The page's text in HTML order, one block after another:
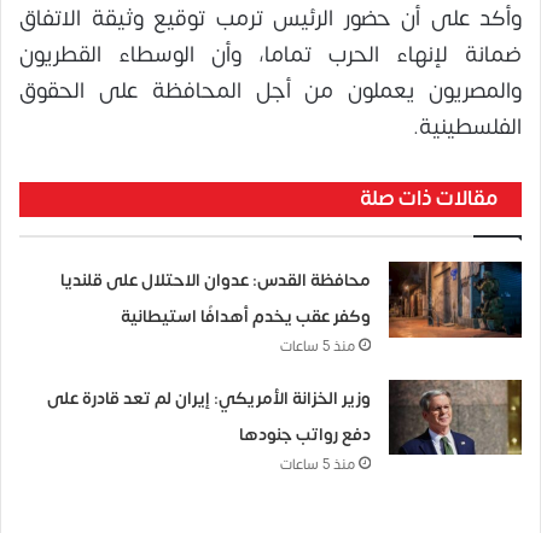
وأكد على أن حضور الرئيس ترمب توقيع وثيقة الاتفاق
ضمانة لإنهاء الحرب تماما، وأن الوسطاء القطريون
والمصريون يعملون من أجل المحافظة على الحقوق
الفلسطينية.
مقالات ذات صلة
محافظة القدس: عدوان الاحتلال على قلنديا
وكفر عقب يخدم أهدافًا استيطانية
منذ 5 ساعات
وزير الخزانة الأمريكي: إيران لم تعد قادرة على
دفع رواتب جنودها
منذ 5 ساعات